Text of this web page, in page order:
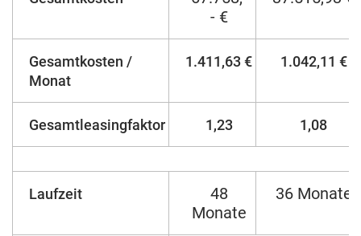
- €
Gesamtkosten /
Monat
1.411,63 € 1.042,11 €
Gesamtleasingfaktor 1,23 1,08
Laufzeit
48
Monate
36 Monate